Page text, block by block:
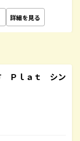
詳細を見る
Ｐｌａｔ シン